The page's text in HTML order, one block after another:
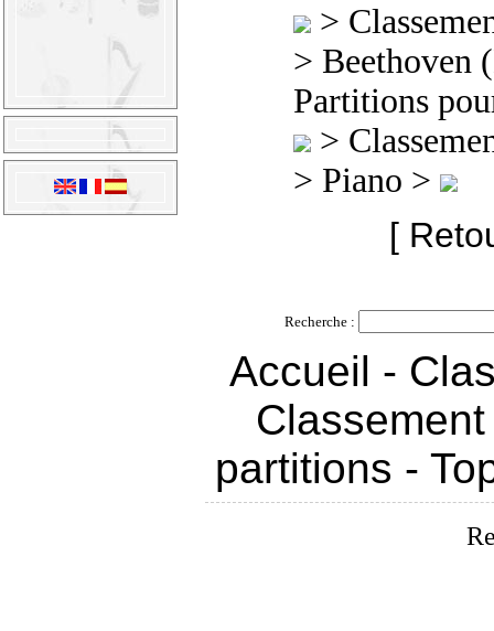
>
> Beethoven
Partitions
>
> Piano >
[
Recherche :
Accueil -
partitions -